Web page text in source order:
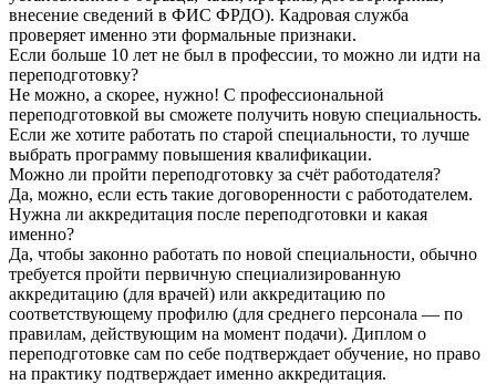
внесение сведений в ФИС ФРДО). Кадровая служба
проверяет именно эти формальные признаки.
Если больше 10 лет не был в профессии, то можно ли идти на
переподготовку?
Не можно, а скорее, нужно! С профессиональной
переподготовкой вы сможете получить новую специальность.
Если же хотите работать по старой специальности, то лучше
выбрать программу повышения квалификации.
Можно ли пройти переподготовку за счёт работодателя?
Да, можно, если есть такие договоренности с работодателем.
Нужна ли аккредитация после переподготовки и какая
именно?
Да, чтобы законно работать по новой специальности, обычно
требуется пройти первичную специализированную
аккредитацию (для врачей) или аккредитацию по
соответствующему профилю (для среднего персонала — по
правилам, действующим на момент подачи). Диплом о
переподготовке сам по себе подтверждает обучение, но право
на практику подтверждает именно аккредитация.